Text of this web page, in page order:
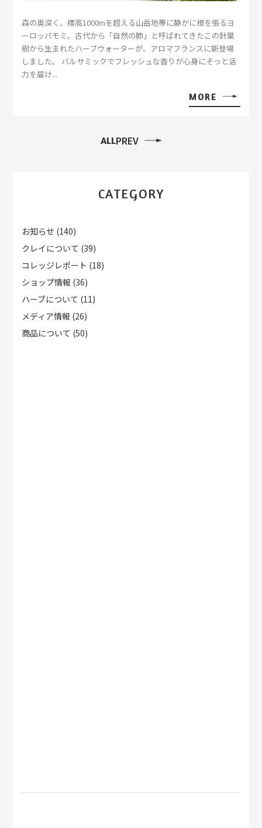
森の奥深く、標高1000mを超える山岳地帯に静かに根を張るヨ
ーロッパモミ。古代から「自然の肺」と呼ばれてきたこの針葉
樹から生まれたハーブウォーターが、アロマフランスに新登場
しました。 バルサミックでフレッシュな香りが心身にそっと活
力を届け...
MORE
ALLPREV
CATEGORY
お知らせ (140)
クレイについて (39)
コレッジレポート (18)
ショップ情報 (36)
ハーブについて (11)
メディア情報 (26)
商品について (50)